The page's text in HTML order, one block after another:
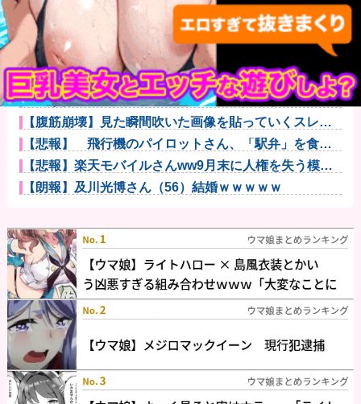
宇宙人はいる？いて座の方角から72秒間捉えた強い電
波、50年...
【悲報】クレヨンしんちゃんでエッッッしたいキャ
ラ、満場一致で...
「今日のお前らが言うな大賞？」とメディア関係者の
一般人への苦...
【画像】安井カノンちゃん、バニーガールコスプレで
うっかり谷間...
【画像】秋葉原で大量のメイド＆巫女たちが潮で水打
ちを実施ww...
【腹筋崩壊】見た瞬間吹いた画像を貼っていくスレｗ
ｗｗｗ他
【悲報】 飛行機のパイロットさん、「駅弁」を食べ
ていることが...
【悲報】楽天モバイルさんww9月末に人権を失う模様
wwwww
【朗報】及川光博さん（56）結婚ｗｗｗｗｗ